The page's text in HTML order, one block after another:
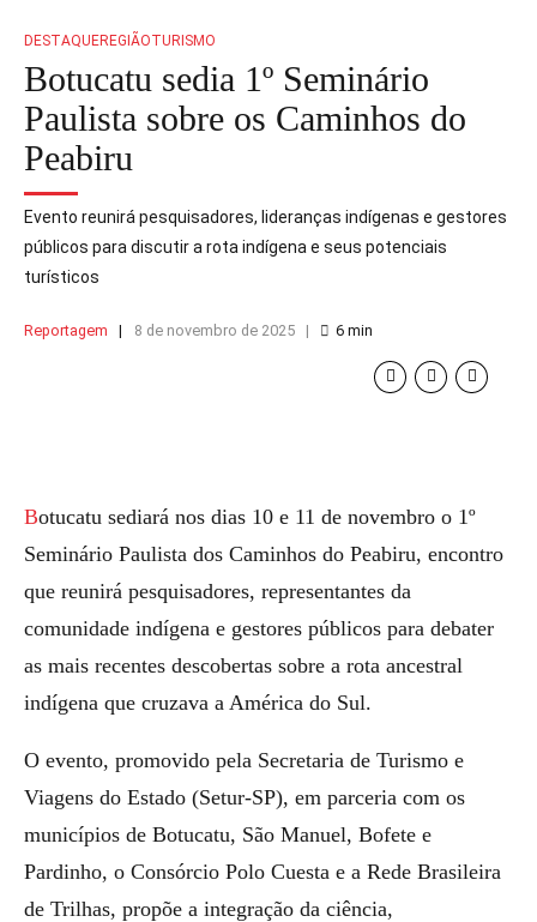
DESTAQUEREGIÃOTURISMO
Botucatu sedia 1º Seminário
Paulista sobre os Caminhos do
Peabiru
Evento reunirá pesquisadores, lideranças indígenas e gestores
públicos para discutir a rota indígena e seus potenciais
turísticos
Reportagem 8 de novembro de 2025 6 min
Botucatu sediará nos dias 10 e 11 de novembro o 1º
Seminário Paulista dos Caminhos do Peabiru, encontro
que reunirá pesquisadores, representantes da
comunidade indígena e gestores públicos para debater
as mais recentes descobertas sobre a rota ancestral
indígena que cruzava a América do Sul.
O evento, promovido pela Secretaria de Turismo e
Viagens do Estado (Setur-SP), em parceria com os
municípios de Botucatu, São Manuel, Bofete e
Pardinho, o Consórcio Polo Cuesta e a Rede Brasileira
de Trilhas, propõe a integração da ciência,